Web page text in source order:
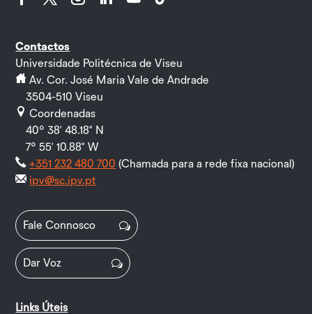
Contactos
Universidade Politécnica de Viseu
Av. Cor. José Maria Vale de Andrade
3504-510 Viseu
Coordenadas
40º 38' 48.18" N
7º 55' 10.88" W
+351 232 480 700 (Chamada para a rede fixa nacional)
ipv@sc.ipv.pt
Fale Connosco
Dar Voz
Links Úteis